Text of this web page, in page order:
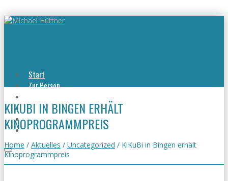
Start
Zur Person
Viel erreicht
Viel zu tun
Kontakt
KIKUBI IN BINGEN ERHÄLT
KINOPROGRAMMPREIS
Home / Aktuelles / Uncategorized / KiKuBi in Bingen erhält
Kinoprogrammpreis